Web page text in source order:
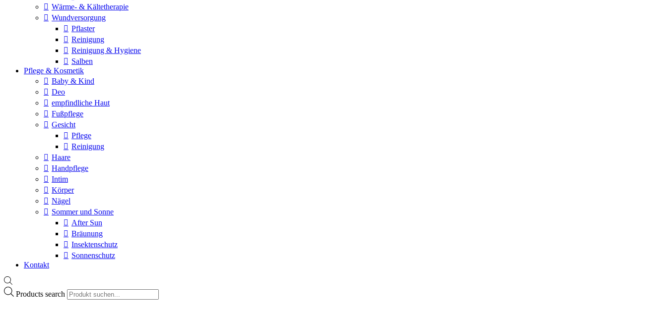
Wärme- & Kältetherapie
Wundversorgung
Pflaster
Reinigung
Reinigung & Hygiene
Salben
Pflege & Kosmetik
Baby & Kind
Deo
empfindliche Haut
Fußpflege
Gesicht
Pflege
Reinigung
Haare
Handpflege
Intim
Körper
Nägel
Sommer und Sonne
After Sun
Bräunung
Insektenschutz
Sonnenschutz
Kontakt
Products search